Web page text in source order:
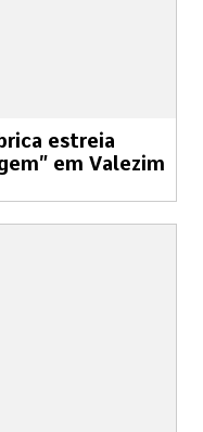
estreia
em Valezim